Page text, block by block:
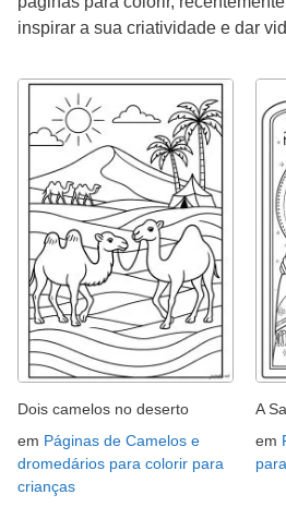
inspirar a sua criatividade e dar
Dois camelos no deserto
em Páginas de Camelos e
dromedários para colorir para
crianças
A
em